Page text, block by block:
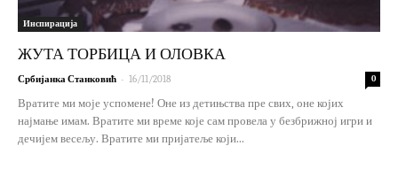
Инспирација
ЖУТА ТОРБИЦА И ОЛОВКА
Србијанка Станковић - 16/11/2018 0
Вратите ми моје успомене! Оне из детињства пре свих, оне којих
најмање имам. Вратите ми време које сам провела у безбрижној игри и
дечијем весељу. Вратите ми пријатеље који...